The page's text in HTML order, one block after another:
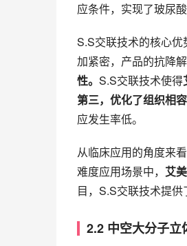
应条件，实现了玻尿
S.S交联技术的核心优
加紧密，产品的抗降
性。 S.S交联技术使得
第三，优化了组织相容
应发生率低。
从临床应用的角度来
难度应用场景中， 艾
目，S.S交联技术提供
2.2 中空大分子立